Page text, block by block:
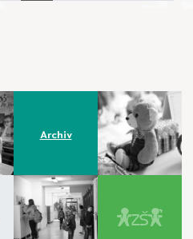
Archiv